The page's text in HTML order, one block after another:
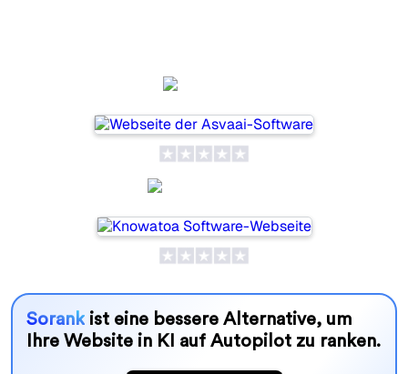
Sorankist eine bessere Alternative, um
Ihre Website in KI auf Autopilot zu ranken.